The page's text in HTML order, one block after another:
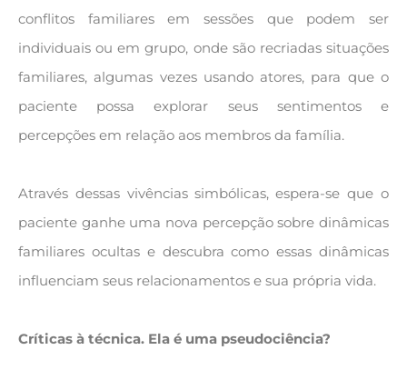
conflitos familiares em sessões que podem ser
individuais ou em grupo, onde são recriadas situações
familiares, algumas vezes usando atores, para que o
paciente possa explorar seus sentimentos e
percepções em relação aos membros da família.
Através dessas vivências simbólicas, espera-se que o
paciente ganhe uma nova percepção sobre dinâmicas
familiares ocultas e descubra como essas dinâmicas
influenciam seus relacionamentos e sua própria vida.
Críticas à técnica. Ela é uma pseudociência?